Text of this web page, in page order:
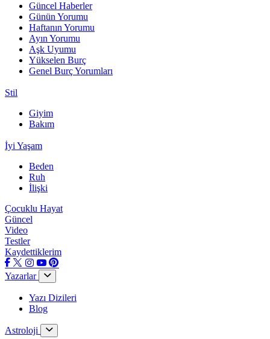
Güncel Haberler
Günün Yorumu
Haftanın Yorumu
Ayın Yorumu
Aşk Uyumu
Yükselen Burç
Genel Burç Yorumları
Stil
Giyim
Bakım
İyi Yaşam
Beden
Ruh
İlişki
Çocuklu Hayat
Güncel
Video
Testler
Kaydettiklerim
Yazarlar
Yazı Dizileri
Blog
Astroloji